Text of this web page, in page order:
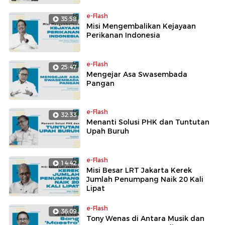
35:58 e-Flash
Misi Mengembalikan Kejayaan
Perikanan Indonesia
25:47 e-Flash
Mengejar Asa Swasembada
Pangan
32:33 e-Flash
Menanti Solusi PHK dan Tuntutan
Upah Buruh
14:42 e-Flash
Misi Besar LRT Jakarta Kerek
Jumlah Penumpang Naik 20 Kali
Lipat
36:09 e-Flash
Tony Wenas di Antara Musik dan